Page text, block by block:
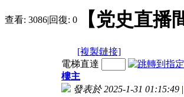
查看: 3086|回復: 0 【党史直
[複製鏈接]
電梯直達
樓主
發表於 2025-1-31 01:15:49 |